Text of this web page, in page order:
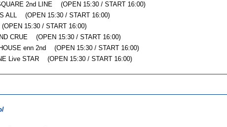
2nd LINE (OPEN 15:30 / START 16:00)
(OPEN 15:30 / START 16:00)
15:30 / START 16:00)
CRUE (OPEN 15:30 / START 16:00)
enn 2nd (OPEN 15:30 / START 16:00)
Live STAR (OPEN 15:30 / START 16:00)